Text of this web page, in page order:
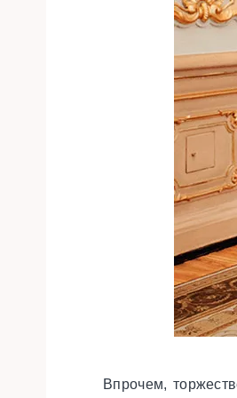
Впрочем,